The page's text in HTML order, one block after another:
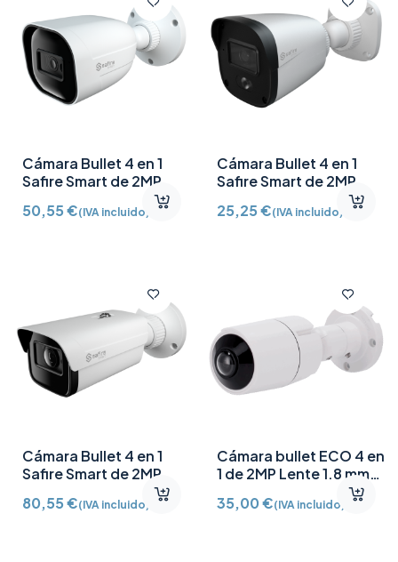
Cámara Bullet 4 en 1
Safire Smart de 2MP
Lente 2.8mm IR 30 m
IP67 SF-B080SA-2E1
50,55€(IVA incluido)
Cámara Bullet 4 en 1
Safire Smart de 2MP
Lente 2.8mm IR 30m |
Luz blanca 20m IP67
25,25€(IVA incluido)
Cámara Bullet 4 en 1
Safire Smart de 2MP
2.8~12 mm IR 50 m IP67
80,55€(IVA incluido)
Cámara bullet ECO 4 en
1 de 2MP Lente 1.8 mm
gran angular IR 30 m
SF-B032-2E-WIDE
35,00€(IVA incluido)